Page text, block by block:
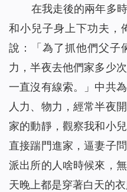
在我走後的兩年多
和小兒子身上下功夫，
說：「為了抓他們父子
力，半夜去他們家多少
一直沒有線索。」中共
人力、物力，經常半夜
家的動靜，觀察我和小
直接踹門進家，逼妻子
派出所的人啥時候來，
天晚上都是穿著白天的